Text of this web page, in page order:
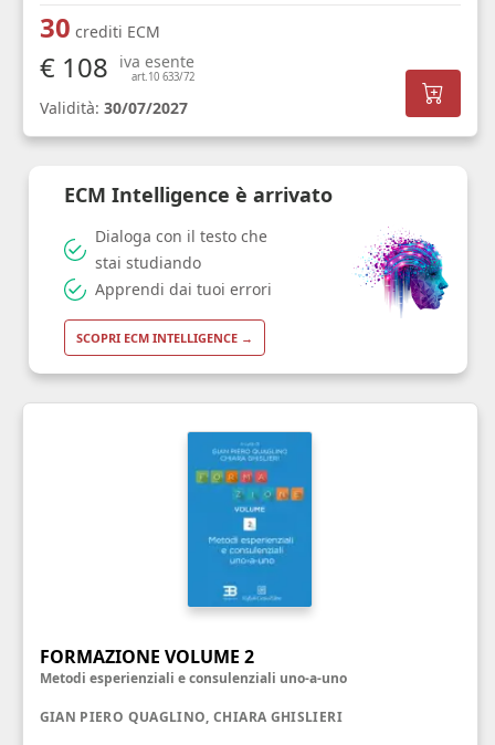
30 crediti ECM
€ 108 iva esente
art.10 633/72
Validità: 30/07/2027
FORMAZIONE VOLUME 2
Metodi esperienziali e consulenziali uno-a-uno
GIAN PIERO QUAGLINO, CHIARA GHISLIERI
ECM Intelligence è arrivato
Dialoga con il testo che
stai studiando
Apprendi dai tuoi errori
SCOPRI ECM INTELLIGENCE →